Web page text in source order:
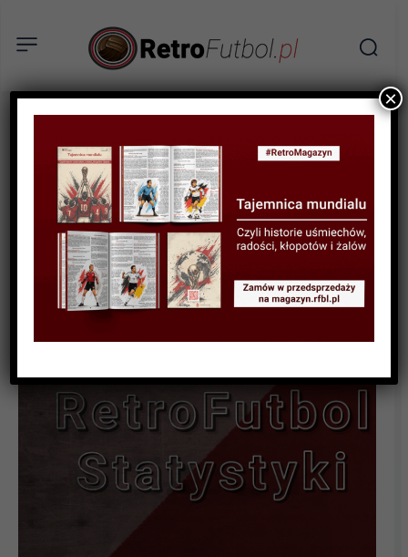
STATYSTYKI FUTBOLOWE
STATYSTYKI LIGOWE
STATYSTYKI PIŁKARZY
Statystyki polskich piłkarzy
w ligach zagranicznych w
sezonie 2023/24
×